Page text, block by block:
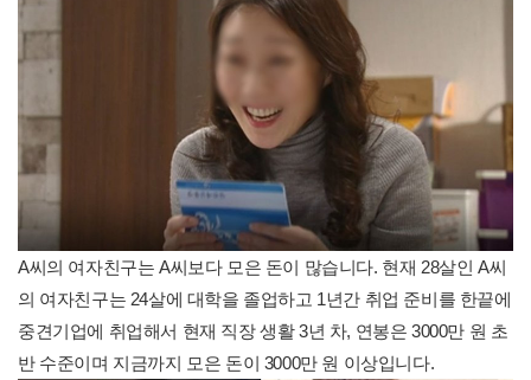
A씨의 여자친구는 A씨보다 모은 돈이 많습니다. 현재 28살인 A씨
의 여자친구는 24살에 대학을 졸업하고 1년간 취업 준비를 한끝에
중견기업에 취업해서 현재 직장 생활 3년 차, 연봉은 3000만 원 초
반 수준이며 지금까지 모은 돈이 3000만 원 이상입니다.